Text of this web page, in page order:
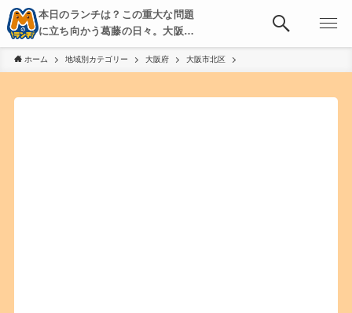
本日のランチは？この重大な問題
に立ち向かう葛藤の日々。大阪・
京都・神戸を中心とした食べ歩
き、飲み歩きを綴る。
ホーム 地域別カテゴリー 大阪府 大阪市北区